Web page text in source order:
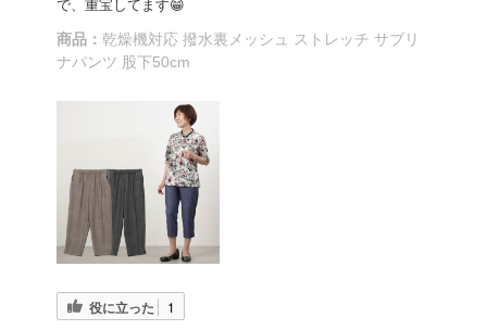
で、重宝してます😁
商品：乾燥機対応 撥水裏メッシュ ストレッチ サブリ
ナパンツ 股下50cm
役に立った 1